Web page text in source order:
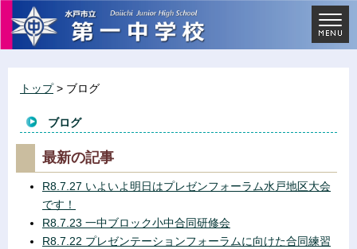
トップ> ブログ
ブログ
最新の記事
R8.7.27 いよいよ明日はプレゼンフォーラム水戸地区大会
です！
R8.7.23 一中ブロック小中合同研修会
R8.7.22 プレゼンテーションフォーラムに向けた合同練習